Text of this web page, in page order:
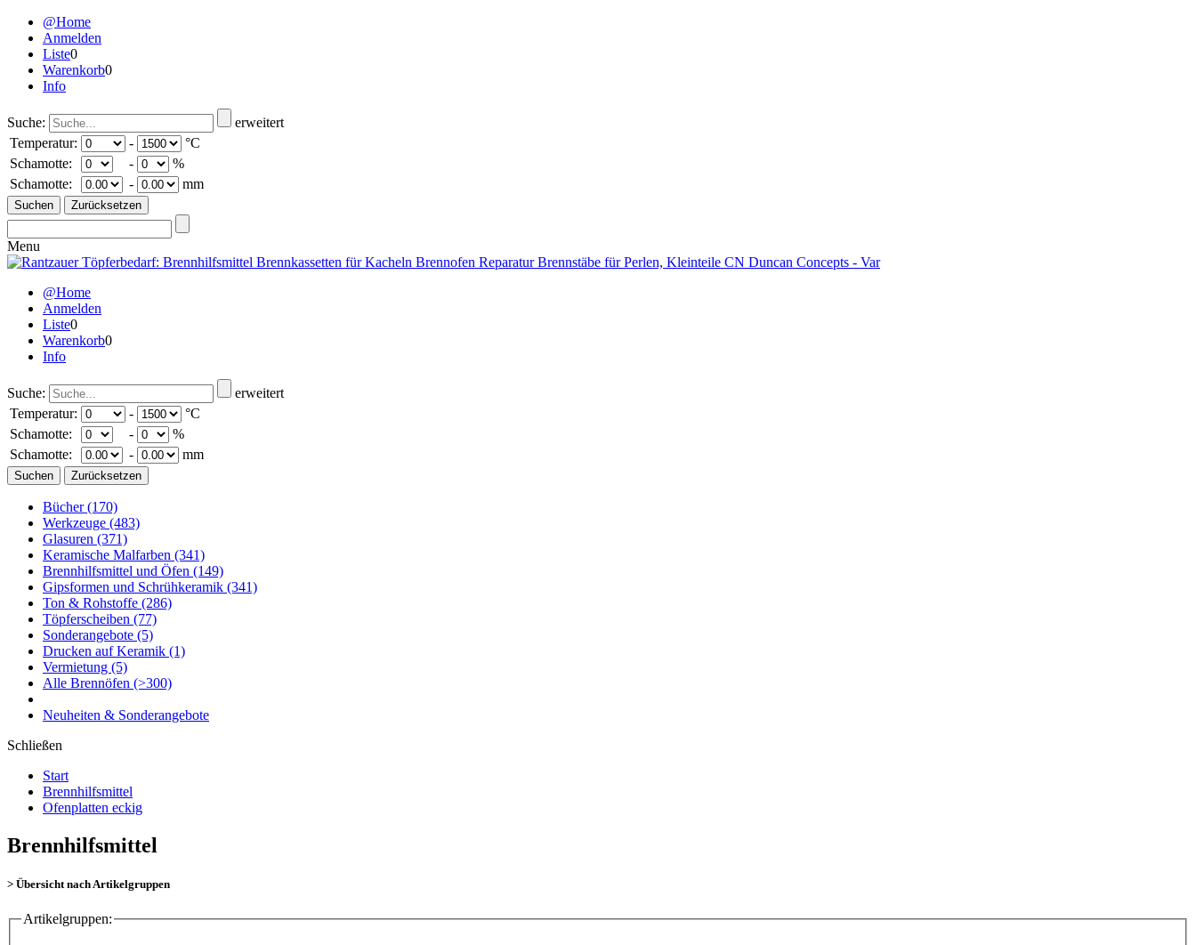
@Home
Anmelden
Liste0
Warenkorb0
Info
Suche:
erweitert
Temperatur:
-
°C
Schamotte:
-
%
Schamotte:
- mm
Menu
@Home
Anmelden
Liste0
Warenkorb0
Info
Suche:
erweitert
Temperatur:
-
°C
Schamotte:
-
%
Schamotte:
- mm
Bücher(170)
Werkzeuge (483)
Glasuren (371)
Keramische Malfarben (341)
Brennhilfsmittel und Öfen (149)
Gipsformen und Schrühkeramik (341)
Ton & Rohstoffe (286)
Töpferscheiben (77)
Sonderangebote (5)
Drucken auf Keramik (1)
Vermietung (5)
Alle Brennöfen (>300)
Neuheiten & Sonderangebote
Schließen
Start
Brennhilfsmittel
Ofenplatten eckig
Brennhilfsmittel
> Übersicht nach Artikelgruppen
Artikelgruppen: